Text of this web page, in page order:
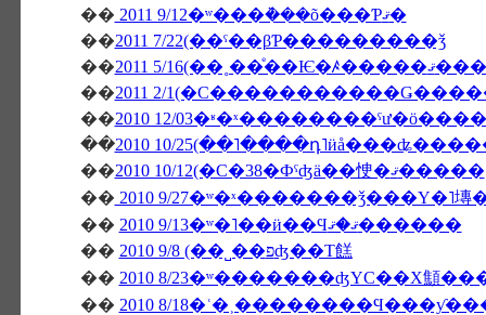
��
2011 9/12�ʷ���ܵ���õ���Ƥޤ�
��2011 7/22(��ˤ��βƤ���������ǯ
��
2011 5/16(��˳��ͤ��Ѥ�ꤴ�����ޤ���
��
��
��2010 10/
��
2010 10/12(�С�38�Фˤʤä��㤤�ޤ�����
�� 2010 9/27�ʷ�ˣ�������ǯ���Υ�˥
��
2010 9/13�ʷ�˥��ӥ��Ϥޤ�ޤ������
��
2010 9/8 (��˽��פʤ��Τ餻
�� 2010 8/23�ʷ�������ʤΥС��Х
�� 2010 8/